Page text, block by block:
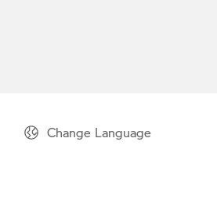
Change Language